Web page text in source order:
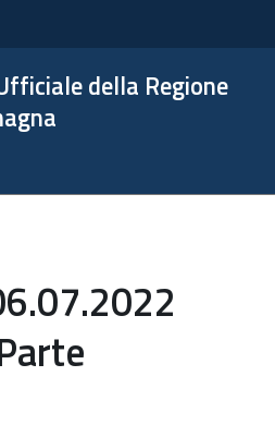
della Regione